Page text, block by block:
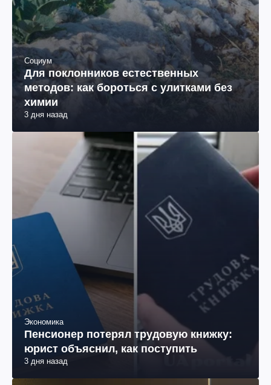
Социум
Для поклонников естественных
методов: как бороться с улитками без
химии
3 дня назад
Экономика
Пенсионер потерял трудовую книжку:
юрист объяснил, как поступить
3 дня назад